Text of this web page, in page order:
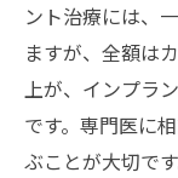
ント治療には、
ますが、全額は
上が、インプラ
です。専門医に
ぶことが大切です